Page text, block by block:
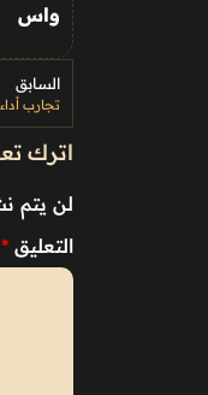
واس
السابق
اترك
لن يتم
التعليق *